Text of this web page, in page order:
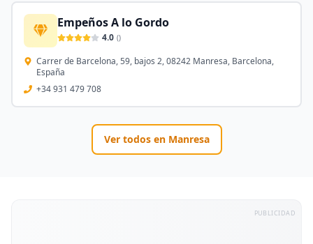
Empeños A lo Gordo
4.0 ()
Carrer de Barcelona, 59, bajos 2, 08242 Manresa, Barcelona,
España
+34 931 479 708
Ver todos en Manresa
PUBLICIDAD